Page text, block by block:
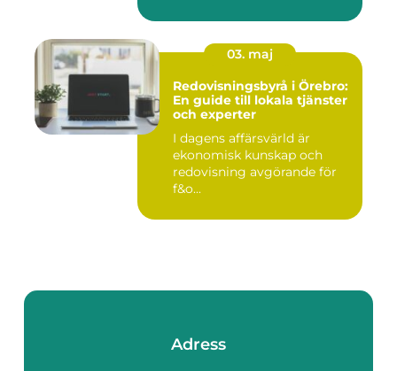
03. maj
Redovisningsbyrå i Örebro:
En guide till lokala tjänster
och experter
I dagens affärsvärld är
ekonomisk kunskap och
redovisning avgörande för
f&o...
Adress